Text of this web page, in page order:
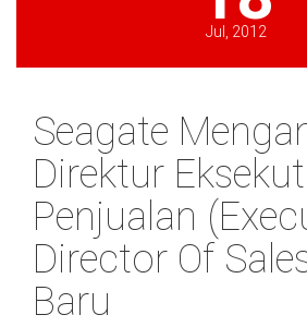
Jul, 2012
Seagate
Direktur
Penjualan
Director Of
Baru